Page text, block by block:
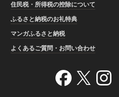
住民税・所得税の控除について
ふるさと納税のお礼特典
マンガふるさと納税
よくあるご質問・お問い合わせ